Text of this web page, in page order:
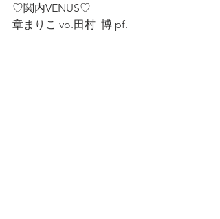
♡関内VENUS♡
章まりこ vo.田村  博 pf.